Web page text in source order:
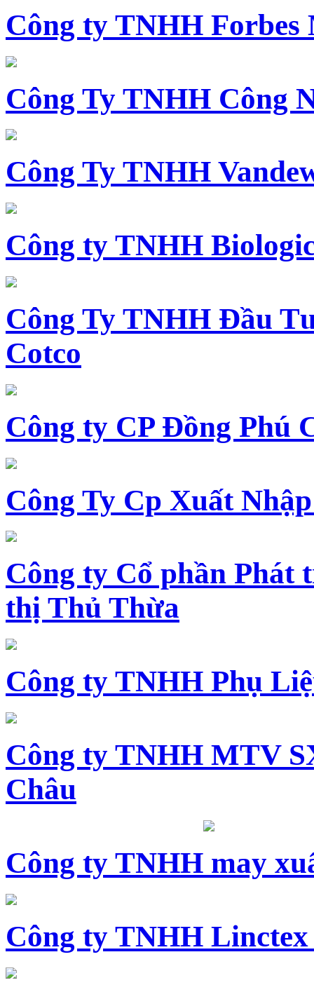
Công ty TNHH
Công Ty TNHH Công
Công Ty TNHH
Công ty TNHH
Công Ty TNHH Đầu
Cotco
Công ty CP Đồng Phú
Công Ty Cp Xuất
Công ty Cổ phần Phát
thị Thủ Thừa
Công ty TNHH Phụ
Công ty TNHH MTV
Châu
Công ty TNHH may
Công ty TNHH Linctex